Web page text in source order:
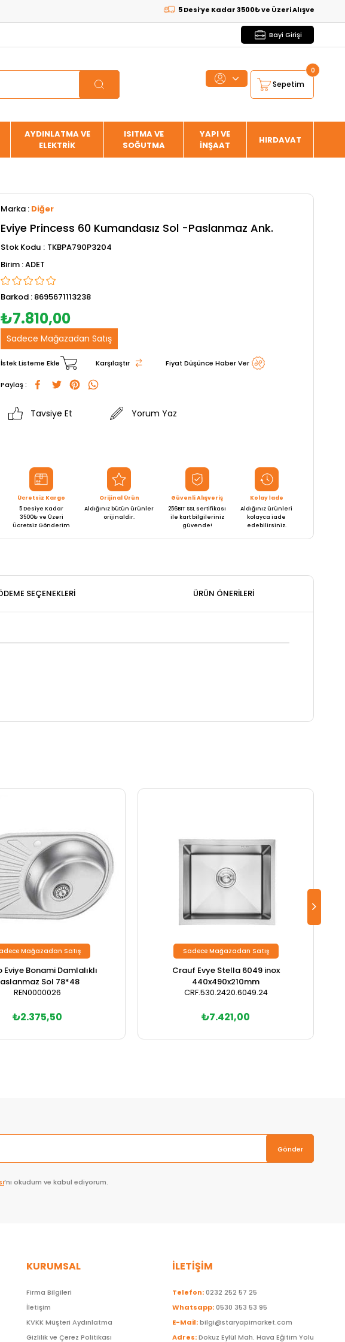
5 Desi’ye Kadar 3500₺ ve Üzeri Alışverişlerde
Bayi Girişi
Sepetim
0
AYDINLATMA VE
ELEKTRİK
ISITMA VE
SOĞUTMA
YAPI VE
İNŞAAT
HIRDAVAT
Marka : Diğer
Eviye Princess 60 Kumandasız Sol -Paslanmaz Ank.
Stok Kodu
TKBPA790P3204
ADET
Barkod : 8695671113238
₺7.810,00
Sadece Mağazadan Satış
İstek Listeme Ekle Karşılaştır Fiyat Düşünce Haber Ver
Paylaş :
Tavsiye Et Yorum Yaz
Ücretsiz Kargo
5 Desiye Kadar
3500₺ ve Üzeri
Ücretsiz Gönderim
Orijinal Ürün
Aldığınız bütün ürünler
orijinaldir.
Güvenli Alışveriş
256BIT SSL sertifikası
ile kart bilgileriniz
güvende!
Kolay İade
Aldığınız ürünleri
kolayca iade
edebilirsiniz.
SEÇENEKLERI ÜRÜN ÖNERILERI
Eviye Bonami Damlalıklı
Sol 78*48
REN0000026
₺2.375,50
Mağazadan Satış
Crauf Evye Stella 6049 inox
440x490x210mm
CRF.530.2420.6049.24
₺7.421,00
Sadece Mağazadan Satış
Gönder
’nı okudum ve kabul ediyorum.
KURUMSAL
Firma Bilgileri
İletişim
KVKK Müşteri Aydınlatma
Gizlilik ve Çerez Politikası
İLETİŞİM
Telefon:0232 252 57 25
Whatsapp:0530 353 53 95
E-Mail:bilgi@staryapimarket.com
Adres:Dokuz Eylül Mah. Hava Eğitim Yolu